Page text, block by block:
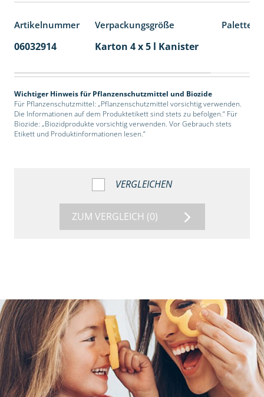
Artikelnummer Verpackungsgröße
06032914 Karton 4 x 5 l Kanister
Wichtiger Hinweis für Pflanzenschutzmittel und Biozide
Für Pflanzenschutzmittel: „Pflanzenschutzmittel vorsichtig verwenden.
Die Informationen auf dem Produktetikett sind stets zu befolgen.“ Für
Biozide: „Biozidprodukte vorsichtig verwenden. Vor Gebrauch stets
Etikett und Produktinformationen lesen.“
VERGLEICHEN
ZUM VERGLEICH (0)